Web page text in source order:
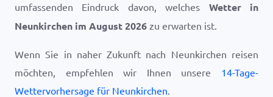
umfassenden Eindruck davon, welches Wetter in
Neunkirchen im August 2026 zu erwarten ist.
Wenn Sie in naher Zukunft nach Neunkirchen reisen
möchten, empfehlen wir Ihnen unsere 14-Tage-
Wettervorhersage für Neunkirchen.